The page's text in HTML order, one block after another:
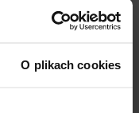
O plikach cookies